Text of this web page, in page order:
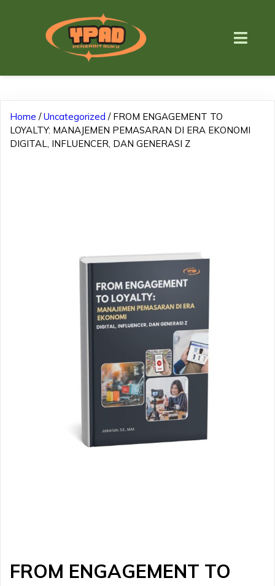
Home /Uncategorized / FROM ENGAGEMENT TO
LOYALTY: MANAJEMEN PEMASARAN DI ERA EKONOMI
DIGITAL, INFLUENCER, DAN GENERASI Z
FROM ENGAGEMENT TO